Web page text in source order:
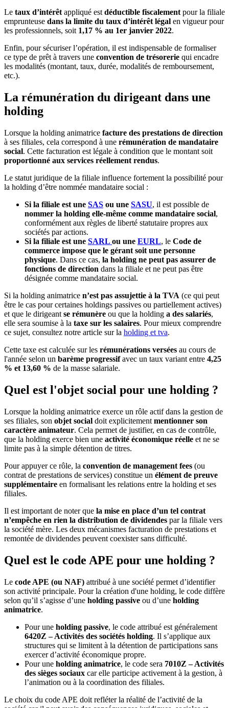
Le taux d’intérêt appliqué est déductible fiscalement pour la filiale
emprunteuse dans la limite du taux d’intérêt légal en vigueur pour
les professionnels, soit 1,17 % au 1er janvier 2022.
Enfin, pour sécuriser l’opération, il est indispensable de formaliser
ce type de prêt à travers une convention de trésorerie qui encadre
les modalités (montant, taux, durée, modalités de remboursement,
etc.).
La rémunération du dirigeant dans une
holding
Lorsque la holding animatrice facture des prestations de direction
à ses filiales, cela correspond à une rémunération de mandataire
social. Cette facturation est légale à condition que le montant soit
proportionné aux services réellement rendus.
Le statut juridique de la filiale influence fortement la possibilité pour
la holding d’être nommée mandataire social :
Si la filiale est une SAS ou une SASU, il est possible de
nommer la holding elle-même comme mandataire social,
conformément aux règles de liberté statutaire propres aux
sociétés par actions.
Si la filiale est une SARL ou une EURL, le Code de
commerce impose que le gérant soit une personne
physique. Dans ce cas, la holding ne peut pas assurer de
fonctions de direction dans la filiale et ne peut pas être
désignée comme mandataire social.
Si la holding animatrice n’est pas assujettie à la TVA (ce qui peut
être le cas pour certaines holdings passives ou partiellement actives)
et que le dirigeant se rémunère ou que la holding a des salariés,
elle sera soumise à la taxe sur les salaires. Pour mieux comprendre
ce sujet, consultez notre article sur la holding et tva.
Cette taxe est calculée sur les rémunérations versées au cours de
l'année selon un barème progressifavec un taux variant entre 4,25
% et 13,60 % de la masse salariale.
Quel est l'objet social pour une holding ?
Lorsque la holding animatrice exerce un rôle actif dans la gestion de
ses filiales, son objet social doit explicitement mentionner son
caractère animateur. Cela permet de justifier, en cas de contrôle,
que la holding exerce bien une activité économique réelle et ne se
limite pas à la simple détention de titres.
Pour appuyer ce rôle, la convention de management fees (ou
contrat de prestations de services) constitue un élément de preuve
supplémentaire en formalisant les relations entre la holding et ses
filiales.
Il est important de noter que la mise en place d’un tel contrat
n’empêche en rien la distribution de dividendes par la filiale vers
la société mère. Les deux mécanismes facturation de prestations et
remontée de dividendes peuvent coexister sans difficulté.
Quel est le code APE pour une holding ?
Le code APE (ou NAF) attribué à une société permet d’identifier
son activité principale. Pour la création d'une holding, le code diffère
selon qu’il s’agisse d’une holding passive ou d’une holding
animatrice.
Pour une holding passive, le code attribué est généralement
6420Z – Activités des sociétés holding. Il s’applique aux
structures qui se limitent à la détention de participations sans
exercer d’activité économique propre.
Pour une holding animatrice, le code sera 7010Z – Activités
des sièges sociaux car elle participe activement à la gestion, à
l’animation ou à la coordination des filiales.
Le choix du code APE doit refléter la réalité de l’activité de la